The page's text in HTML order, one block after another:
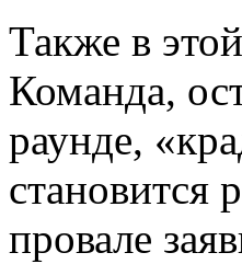
Также в
Команда,
раунде,
провале